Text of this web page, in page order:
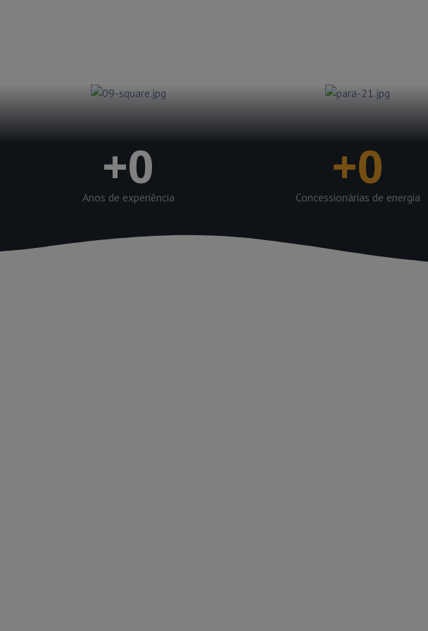
+0
Anos de experiência
+0
Concessionárias de energia